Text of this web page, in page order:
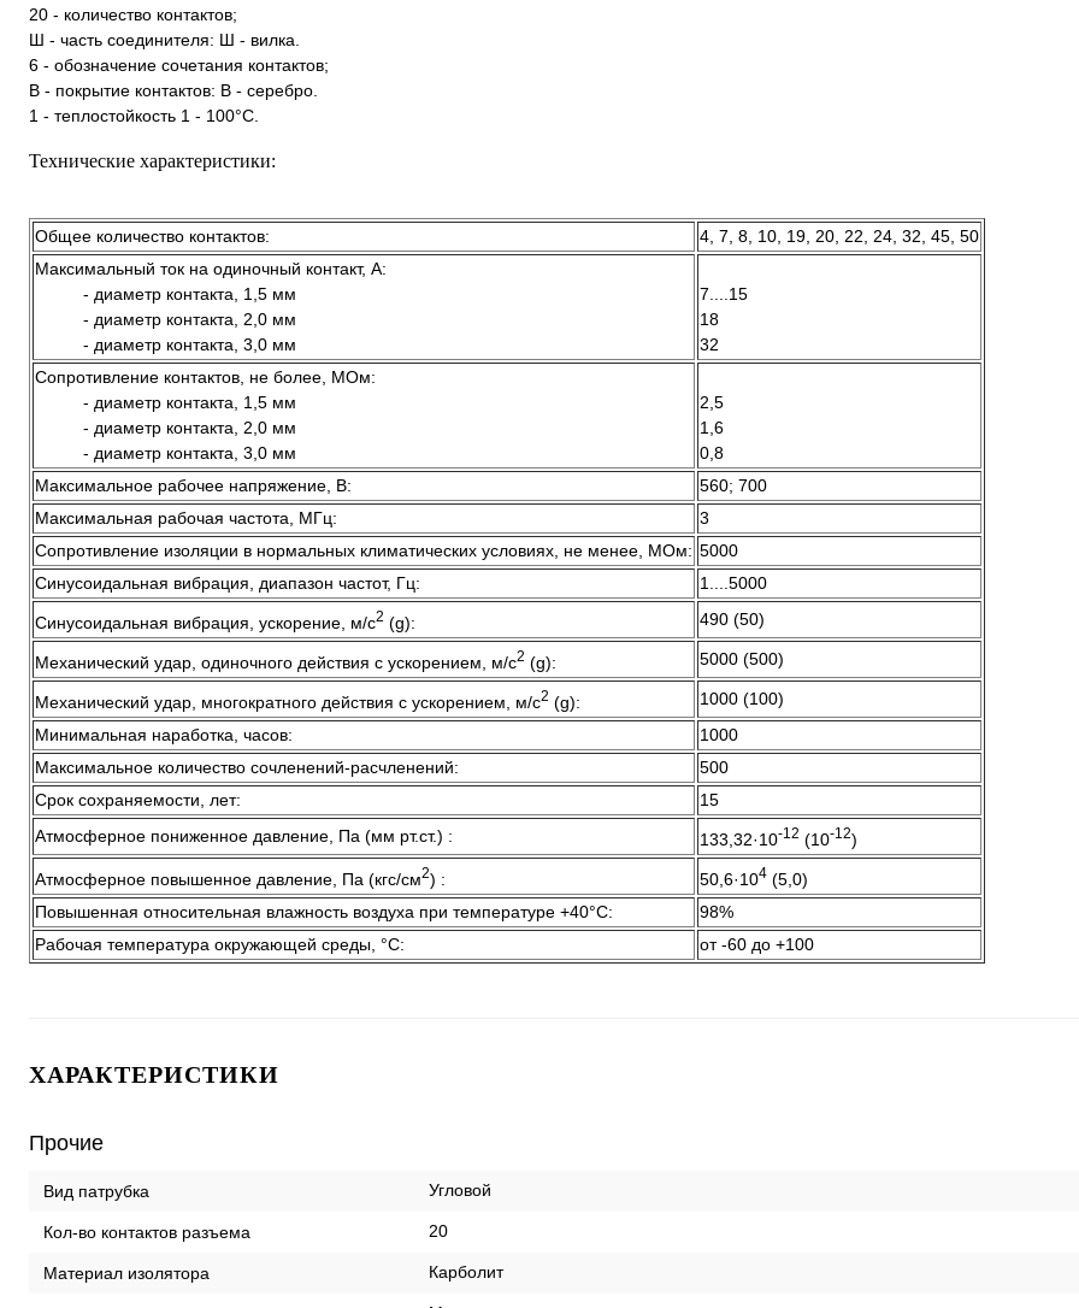
20 - количество контактов;
Ш - часть соединителя: Ш - вилка.
6 - обозначение сочетания контактов;
В - покрытие контактов: В - серебро.
1 - теплостойкость 1 - 100°С.
Технические характеристики:
Общее количество контактов:
4, 7, 8, 10, 19, 20, 22, 24, 32, 45, 50
Максимальный ток на одиночный контакт, А:
- диаметр контакта, 1,5 мм
- диаметр контакта, 2,0 мм
- диаметр контакта, 3,0 мм
7....15
18
32
Сопротивление контактов, не более, МОм:
- диаметр контакта, 1,5 мм
- диаметр контакта, 2,0 мм
- диаметр контакта, 3,0 мм
2,5
1,6
0,8
Максимальное рабочее напряжение, В:
560; 700
Максимальная рабочая частота, МГц:
3
Сопротивление изоляции в нормальных климатических условиях, не менее, МОм: 5000
Синусоидальная вибрация, диапазон частот, Гц:
1....5000
Синусоидальная вибрация, ускорение, м/с2 (g): 490 (50)
Механический удар, одиночного действия с ускорением, м/с2 (g): 5000 (500)
Механический удар, многократного действия с ускорением, м/с2 (g):
1000 (100)
Минимальная наработка, часов:
1000
Максимальное количество сочленений-расчленений:
500
Срок сохраняемости, лет:
15
Атмосферное пониженное давление, Па (мм рт.ст.) :
133,32·10-12 (10-12)
Атмосферное повышенное давление, Па (кгс/см2) : 50,6·104 (5,0)
Повышенная относительная влажность воздуха при температуре +40°C:
98%
Рабочая температура окружающей среды, °C:
от -60 до +100
ХАРАКТЕРИСТИКИ
Прочие
Вид патрубка Угловой
Кол-во контактов разъема 20
Материал изолятора Карболит